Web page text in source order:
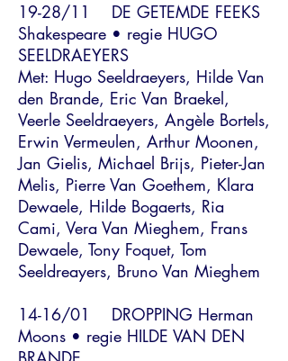
19-28/11 DE GETEMDE FEEKS
Shakespeare • regie HUGO
SEELDRAEYERS
Met: Hugo Seeldraeyers, Hilde Van
den Brande, Eric Van Braekel,
Veerle Seeldraeyers, Angèle Bortels,
Erwin Vermeulen, Arthur Moonen,
Jan Gielis, Michael Brijs, Pieter-Jan
Melis, Pierre Van Goethem, Klara
Dewaele, Hilde Bogaerts, Ria
Cami, Vera Van Mieghem, Frans
Dewaele, Tony Foquet, Tom
Seeldreayers, Bruno Van Mieghem
14-16/01 DROPPING Herman
Moons • regie HILDE VAN DEN